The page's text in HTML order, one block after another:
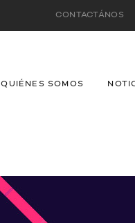
CONTACTÁNOS
QUIÉNES SOMOS